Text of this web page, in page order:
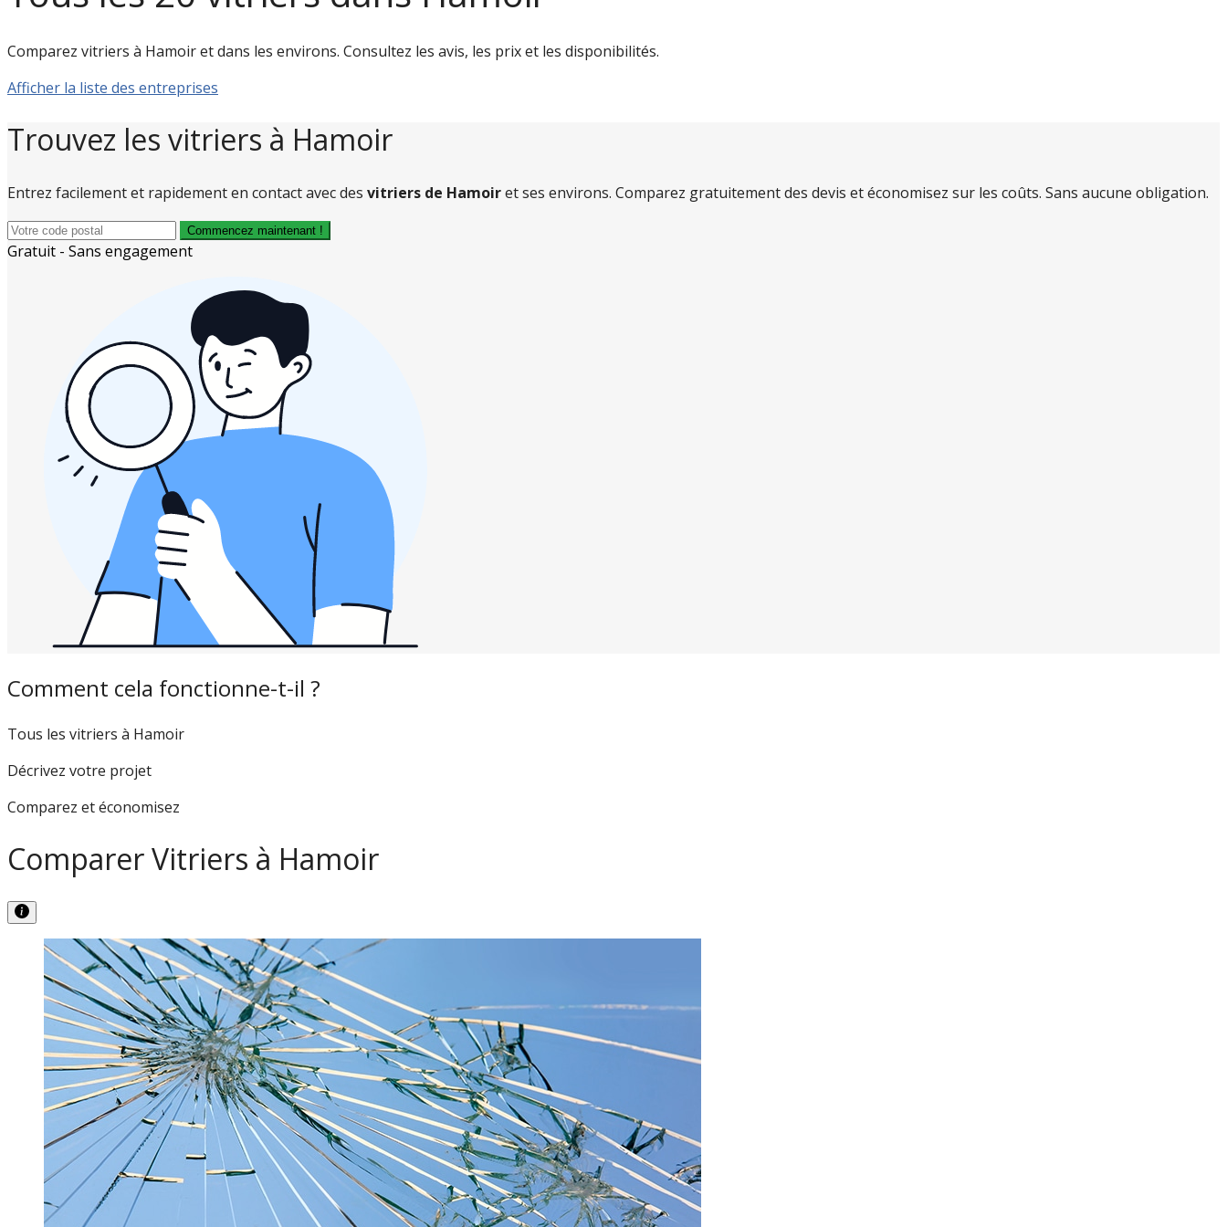
Comparez vitriers à Hamoir et dans les environs. Consultez les avis, les prix et les disponibilités.
Afficher la liste des entreprises
Trouvez les vitriers à Hamoir
Entrez facilement et rapidement en contact avec des vitriers de Hamoiret ses environs. Comparez gratuitement des devis et économisez sur les coûts. Sans aucune obligation.
Commencez maintenant !
Gratuit - Sans engagement
Comment cela fonctionne-t-il ?
Tous les vitriers à Hamoir
Décrivez votre projet
Comparez et économisez
Comparer Vitriers à Hamoir